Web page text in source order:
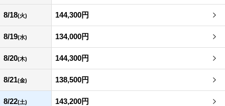
8/18(火) 144,300円
8/19(水) 134,000円
8/20(木) 144,300円
8/21(金) 138,500円
8/22(土) 143,200円